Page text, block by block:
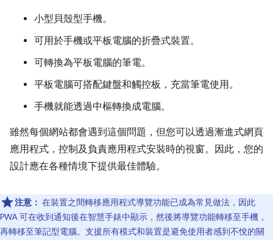
小型貝殼型手機。
可用於手機或平板電腦的折疊式裝置。
可轉換為平板電腦的筆電。
平板電腦可搭配鍵盤和觸控板，充當筆電使用。
手機就能透過中樞轉換成電腦。
雖然每個網站都會遇到這個問題，但您可以透過漸進式網頁
應用程式，控制及負責應用程式安裝時的視窗。因此，您的
設計應在各種情境下提供最佳體驗。
注意： 在裝置之間轉移應用程式導覽功能已成為常見做法，因此
PWA 可在收到通知後在智慧手錶中顯示，然後將導覽功能轉移至手機，
再轉移至筆記型電腦。支援所有模式和裝置是避免使用者感到不悅的關